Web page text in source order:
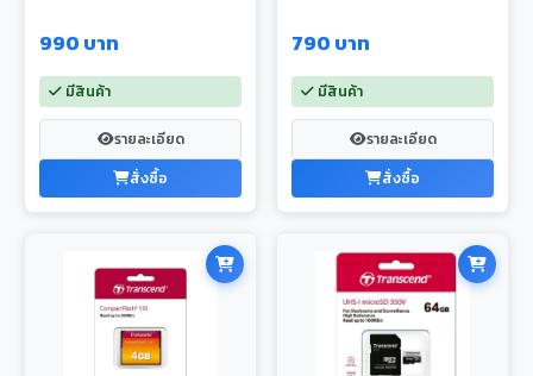
990 บาท
มีสินค้า
รายละเอียด
สั่งซื้อ
790 บาท
มีสินค้า
รายละเอียด
สั่งซื้อ